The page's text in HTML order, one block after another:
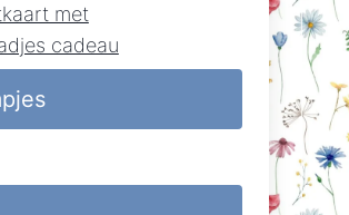
met
cadeau